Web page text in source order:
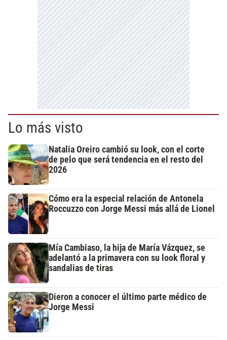
Lo más visto
Natalia Oreiro cambió su look, con el corte
de pelo que será tendencia en el resto del
2026
Cómo era la especial relación de Antonela
Roccuzzo con Jorge Messi más allá de Lionel
Mía Cambiaso, la hija de María Vázquez, se
adelantó a la primavera con su look floral y
sandalias de tiras
Dieron a conocer el último parte médico de
Jorge Messi